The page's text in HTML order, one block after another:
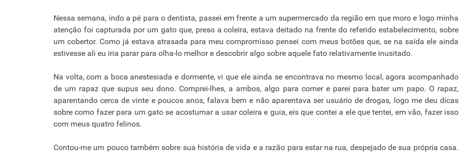
Nessa semana, indo a pé para o dentista, passei em frente a um supermercado da região em que moro e logo minha
atenção foi capturada por um gato que, preso a coleira, estava deitado na frente do referido estabelecimento, sobre
um cobertor. Como já estava atrasada para meu compromisso pensei com meus botões que, se na saída ele ainda
estivesse ali eu iria parar para olha-lo melhor e descobrir algo sobre aquele fato relativamente inusitado.
Na volta, com a boca anestesiada e dormente, vi que ele ainda se encontrava no mesmo local, agora acompanhado
de um rapaz que supus seu dono. Comprei-lhes, a ambos, algo para comer e parei para bater um papo. O rapaz,
aparentando cerca de vinte e poucos anos, falava bem e não aparentava ser usuário de drogas, logo me deu dicas
sobre como fazer para um gato se acostumar a usar coleira e guia, eis que contei a ele que tentei, em vão, fazer isso
com meus quatro felinos.
Contou-me um pouco também sobre sua história de vida e a razão para estar na rua, despejado de sua própria casa.